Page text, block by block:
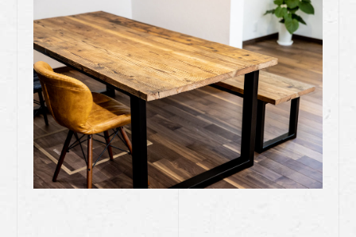
日式廚具Takara廚具240公分一字型收納
技巧(吊櫃篇)
【日本Takara 琺瑯廚具】什麼是琺瑯??琺
瑯廚具好用嗎?會破嗎?購買前需要注意什
麼?
Takara廚具一字型中島廚房規劃，看完這
篇一次到位